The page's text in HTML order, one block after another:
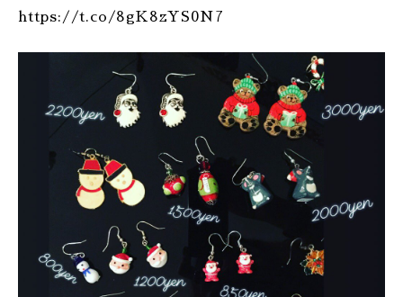
https://t.co/8gK8zYS0N7